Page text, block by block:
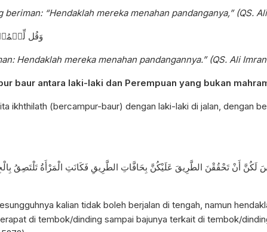
“Hendaklah mereka menahan pandanganya,” (QS.
وَقُل
Hendaklah mereka menahan pandangannya.” (QS. Ali
baur antara laki-laki dan Perempuan yang bukan
ikhthilath (bercampur-baur) dengan laki-laki di jalan, dengan
لَكُنَّ أَنْ تَحْقُقْنَ الطَّرِيقَ عَلَيْكُنَّ بِحَافَّاتِ الطَّرِيقِ فَكَانَتِ الْمَرْأَةُ تَلْتَصِقُ
kalian tidak boleh berjalan di tengah, namun
di tembok/dinding sampai bajunya terkait di tembok/